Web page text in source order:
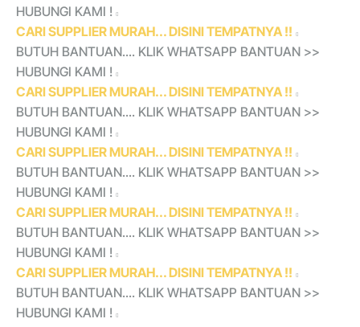
HUBUNGI KAMI !
CARI SUPPLIER MURAH... DISINI TEMPATNYA !!
BUTUH BANTUAN.... KLIK WHATSAPP BANTUAN >>
HUBUNGI KAMI !
CARI SUPPLIER MURAH... DISINI TEMPATNYA !!
BUTUH BANTUAN.... KLIK WHATSAPP BANTUAN >>
HUBUNGI KAMI !
CARI SUPPLIER MURAH... DISINI TEMPATNYA !!
BUTUH BANTUAN.... KLIK WHATSAPP BANTUAN >>
HUBUNGI KAMI !
CARI SUPPLIER MURAH... DISINI TEMPATNYA !!
BUTUH BANTUAN.... KLIK WHATSAPP BANTUAN >>
HUBUNGI KAMI !
CARI SUPPLIER MURAH... DISINI TEMPATNYA !!
BUTUH BANTUAN.... KLIK WHATSAPP BANTUAN >>
HUBUNGI KAMI !